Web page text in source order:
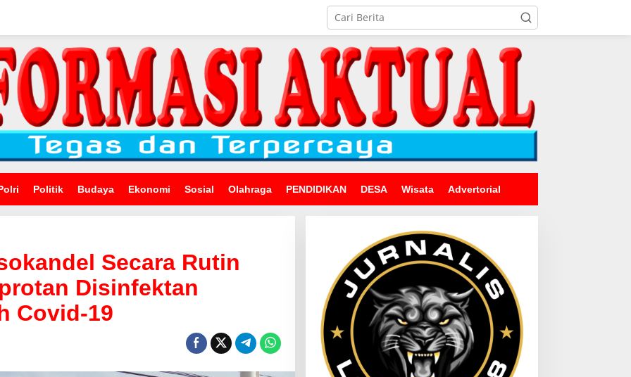
Politik Budaya Ekonomi Sosial Olahraga PENDIDIKAN DESA Wisata Advertorial
Secara Rutin
Disinfektan
Covid-19